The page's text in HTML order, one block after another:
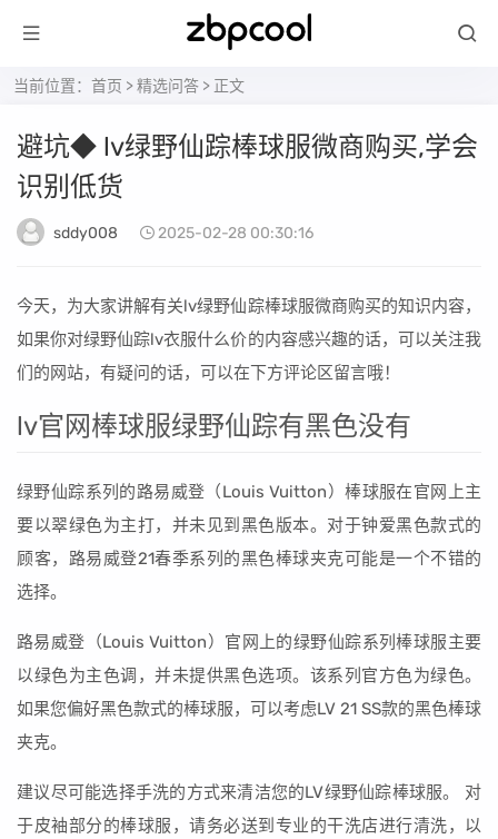
当前位置： 首页 >精选问答 > 正文
避坑◆ lv绿野仙踪棒球服微商购买,学会
识别低货
sddy008 2025-02-28 00:30:16
今天，为大家讲解有关lv绿野仙踪棒球服微商购买的知识内容，
如果你对绿野仙踪lv衣服什么价的内容感兴趣的话，可以关注我
们的网站，有疑问的话，可以在下方评论区留言哦！
lv官网棒球服绿野仙踪有黑色没有
绿野仙踪系列的路易威登（Louis Vuitton）棒球服在官网上主
要以翠绿色为主打，并未见到黑色版本。对于钟爱黑色款式的
顾客，路易威登21春季系列的黑色棒球夹克可能是一个不错的
选择。
路易威登（Louis Vuitton）官网上的绿野仙踪系列棒球服主要
以绿色为主色调，并未提供黑色选项。该系列官方色为绿色。
如果您偏好黑色款式的棒球服，可以考虑LV 21 SS款的黑色棒球
夹克。
建议尽可能选择手洗的方式来清洁您的LV绿野仙踪棒球服。 对
于皮袖部分的棒球服，请务必送到专业的干洗店进行清洗，以